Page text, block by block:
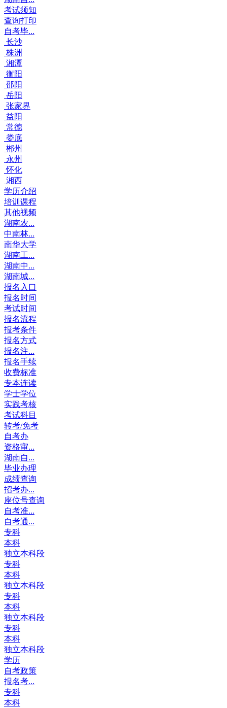
考试须知
查询打印
自考毕...
长沙
株洲
湘潭
衡阳
邵阳
岳阳
张家界
益阳
常德
娄底
郴州
永州
怀化
湘西
学历介绍
培训课程
其他视频
湖南农...
中南林...
南华大学
湖南工...
湖南中...
湖南城...
报名入口
报名时间
考试时间
报名流程
报考条件
报名方式
报名注...
报名手续
收费标准
专本连读
学士学位
实践考核
考试科目
转考/免考
自考办
资格审...
湖南自...
毕业办理
成绩查询
招考办...
座位号查询
自考准...
自考通...
专科
本科
独立本科段
专科
本科
独立本科段
专科
本科
独立本科段
专科
本科
独立本科段
学历
自考政策
报名考...
专科
本科